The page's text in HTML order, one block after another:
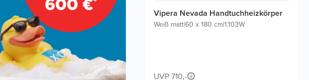
Vipera Nevada Handtuchheizkörper
Weiß matt|60 x 180 cm|1.103W
UVP 710,-